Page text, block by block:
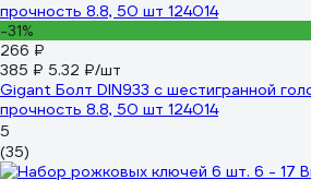
-31%
266 ₽
385 ₽ 5.32 ₽/шт
Gigant Болт DIN933 с шестигранной
прочность 8.8, 50 шт 124014
5
(35)